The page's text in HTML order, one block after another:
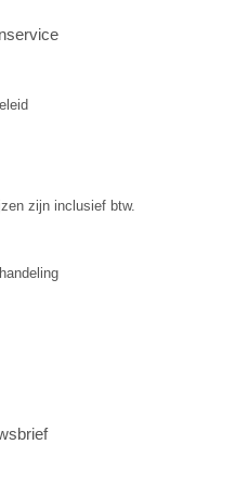
zijn inclusief btw.